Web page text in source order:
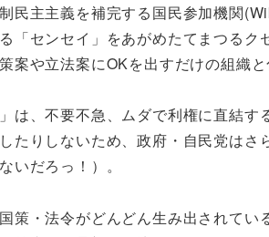
主主義を補完する国民参加機関
センセイ」をあがめたてまつる
や立法案にOKを出すだけの組織と
、不要不急、ムダで利権に直結す
りしないため、政府・自民党は
だろっ！）。
・法令がどんどん生み出されて